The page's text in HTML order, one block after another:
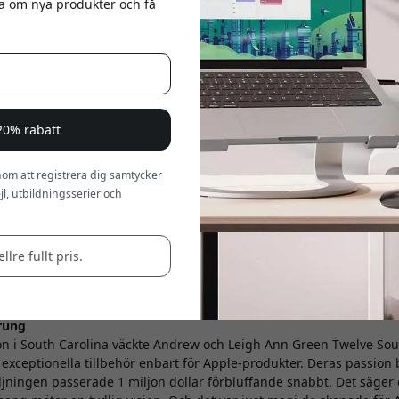
i dina Apple-prylar? Vill du lyfta din Apple-upplevelse med
snyggt sätt? Då vill jag presentera Twelve South, en fristad
sig känt som ett varumärke för enbart Apple genom att skapa
följare tack vare sin innovation och genomtänkta design.
och utforska deras skattkista av Apple-specifika pärlor!
i South Carolina väckte Andrew och Leigh Ann Green Twelve
tillbehör enbart för Apple-produkter. Deras passion
passerade 1 miljon dollar förbluffande snabbt. Det
om nya produkter och få
rabatt
att registrera dig samtycker
utbildningsserier och
fullt pris.